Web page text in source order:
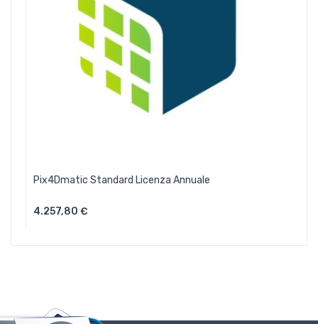
Pix4Dmatic Standard Licenza Annuale
4.257,80 €
Aggiungi Al Carrello